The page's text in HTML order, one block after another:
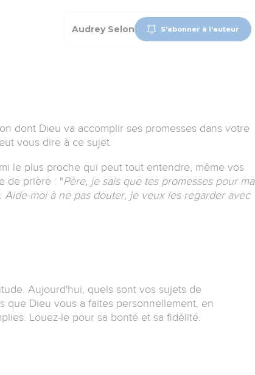
Audrey Selon S'abonner à l'auteur
dont Dieu va accomplir ses promesses dans votre
vous dire à ce sujet.
le plus proche qui peut tout entendre, même vos
de prière : "Père, je sais que tes promesses pour ma
Aide-moi à ne pas douter, je veux les regarder avec
Aujourd'hui, quels sont vos sujets de
que Dieu vous a faites personnellement, en
Louez-le pour sa bonté et sa fidélité.